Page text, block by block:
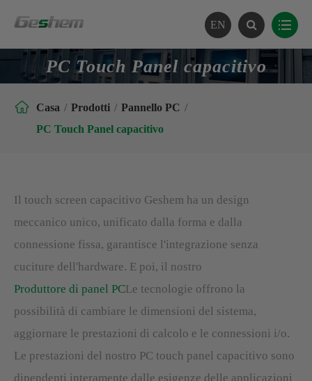
EN
PC Touch Panel capacitivo
 Casa Prodotti
Pannello PC
PC Touch Panel capacitivo
Il touch screen capacitivo Geshem ha un design
meccanico unico, unificato dalla forma e dalla
connessione fissa, garantisce l'integrazione senza
cuciture dell'hardware. E poi, il nostro
Produttore di panel PCLe tecnologie offrono la
possibilità di cambiare le dimensioni del sistema,
aggiornare le prestazioni di calcolo e le connessioni i/o.
Le prestazioni del nostro PC touch panel capacitivo sono
dipendenti interamente dalle esigenze delle applicazioni